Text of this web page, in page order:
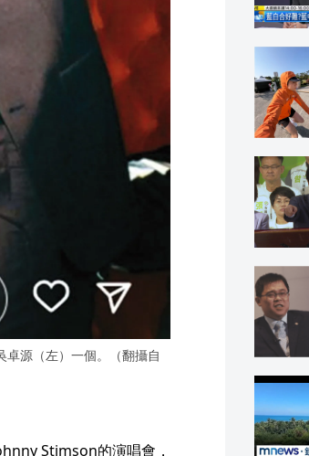
源（左）一個。（翻攝自
Stimson的演唱會，